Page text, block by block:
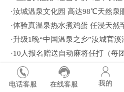
电话客服 在线客服 我的
·汝城温泉文化园 高达98℃天然泉
·体验真温泉热水煮鸡蛋 任浸天然
·升级1晚“中国温泉之乡”汝城官
·10人报名赠送自动麻将任打（每